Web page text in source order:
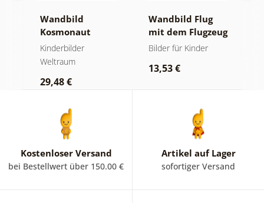
Wandbild
Kosmonaut
zwischen
Planeten
Kinderbilder
Weltraum
29,48 €
Wandbild Flug
mit dem Flugzeug
Bilder für Kinder
13,53 €
Kostenloser Versand
bei Bestellwert über 150.00 €
Artikel auf Lager
sofortiger Versand